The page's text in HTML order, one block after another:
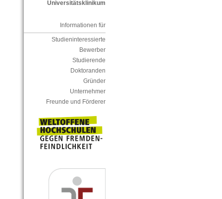
Universitätsklinikum
Informationen für
Studieninteressierte
Bewerber
Studierende
Doktoranden
Gründer
Unternehmer
Freunde und Förderer